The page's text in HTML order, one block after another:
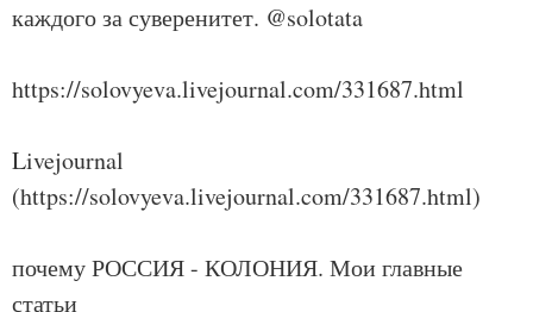
каждого за суверенитет. @solotata
https://solovyeva.livejournal.com/331687.html
Livejournal
(https://solovyeva.livejournal.com/331687.html)
почему РОССИЯ - КОЛОНИЯ. Мои главные
статьи